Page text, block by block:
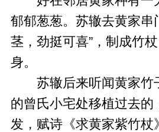
郁郁葱葱。苏辙去黄家串
茎，劲挺可喜”，制成竹
身。
苏辙后来听闻黄家竹
的曾氏小宅处移植过去的
发，赋诗《求黄家紫竹杖